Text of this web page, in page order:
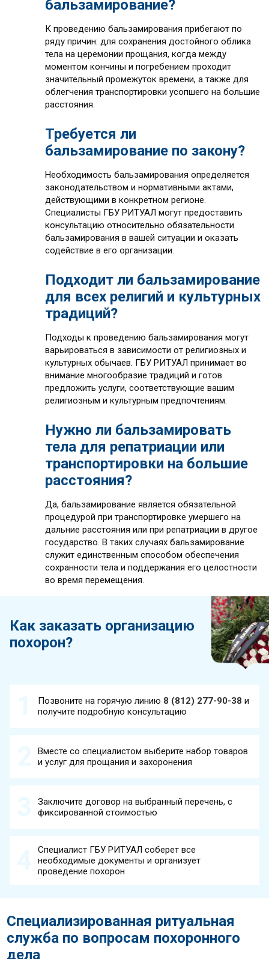
бальзамирование?
К проведению бальзамирования прибегают по
ряду причин: для сохранения достойного облика
тела на церемонии прощания, когда между
моментом кончины и погребением проходит
значительный промежуток времени, а также для
облегчения транспортировки усопшего на большие
расстояния.
Требуется ли
бальзамирование по закону?
Необходимость бальзамирования определяется
законодательством и нормативными актами,
действующими в конкретном регионе.
Специалисты ГБУ РИТУАЛ могут предоставить
консультацию относительно обязательности
бальзамирования в вашей ситуации и оказать
содействие в его организации.
Подходит ли бальзамирование
для всех религий и культурных
традиций?
Подходы к проведению бальзамирования могут
варьироваться в зависимости от религиозных и
культурных обычаев. ГБУ РИТУАЛ принимает во
внимание многообразие традиций и готов
предложить услуги, соответствующие вашим
религиозным и культурным предпочтениям.
Нужно ли бальзамировать
тела для репатриации или
транспортировки на большие
расстояния?
Да, бальзамирование является обязательной
процедурой при транспортировке умершего на
дальние расстояния или при репатриации в другое
государство. В таких случаях бальзамирование
служит единственным способом обеспечения
сохранности тела и поддержания его целостности
во время перемещения.
Как заказать организацию
похорон?
Позвоните на горячую линию 8 (812) 277-90-38 и
получите подробную консультацию
Вместе со специалистом выберите набор товаров
и услуг для прощания и захоронения
Заключите договор на выбранный перечень, с
фиксированной стоимостью
Специалист ГБУ РИТУАЛ соберет все
необходимые документы и организует
проведение похорон
Специализированная ритуальная
служба по вопросам похоронного
дела